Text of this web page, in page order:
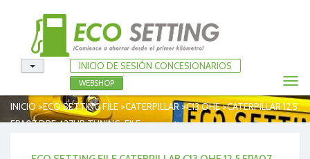
INICIO DE SESIÓN CONCESIONARIOS
WEBSHOP
INICIO>ECO SETTING FILE >CATERPILLAR>C13 OHE>CATERPILLAR 12.5
EPA07 DPF 437HP TUNING-FILE